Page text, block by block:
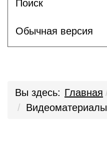
Поиск
Обычная версия
Вы здесь: Главная
Видеоматериалы